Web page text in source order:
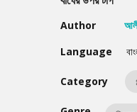
Author
Language
Category